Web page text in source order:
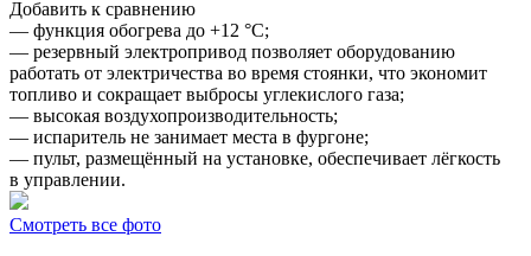
Добавить к сравнению
— функция обогрева до +12 °C;
— резервный электропривод позволяет оборудованию
работать от электричества во время стоянки, что экономит
топливо и сокращает выбросы углекислого газа;
— высокая воздухопроизводительность;
— испаритель не занимает места в фургоне;
— пульт, размещённый на установке, обеспечивает лёгкость
в управлении.
Смотреть все фото